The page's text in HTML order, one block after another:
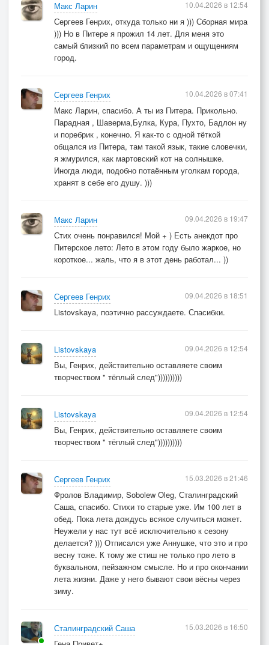
Макс Ларин
Сергеев Генрих, откуда только ни я ))) Сборная мира
))) Но в Питере я прожил 14 лет. Для меня это
самый близкий по всем параметрам и ощущениям
город.
10.04.2026 в 12:54
Сергеев Генрих
Макс Ларин, спасибо. А ты из Питера. Прикольно.
Парадная , Шаверма,Булка, Кура, Пухто, Бадлон ну
и поребрик , конечно. Я как-то с одной тёткой
общался из Питера, там такой язык, такие словечки,
я жмурился, как мартовский кот на солнышке.
Иногда люди, подобно потаённым уголкам города,
хранят в себе его душу. )))
10.04.2026 в 07:41
Макс Ларин
Стих очень понравился! Мой + ) Есть анекдот про
Питерское лето: Лето в этом году было жаркое, но
короткое... жаль, что я в этот день работал... ))
09.04.2026 в 19:47
Сергеев Генрих
Listovskaya, поэтично рассуждаете. Спасибки.
09.04.2026 в 18:51
Listovskaya
Вы, Генрих, действительно оставляете своим
творчеством " тёплый след"))))))))))
09.04.2026 в 12:54
Listovskaya
Вы, Генрих, действительно оставляете своим
творчеством " тёплый след"))))))))))
09.04.2026 в 12:54
Сергеев Генрих
Фролов Владимир, Sobolew Oleg, Сталинградский
Саша, спасибо. Стихи то старые уже. Им 100 лет в
обед. Пока лета дождусь всякое случиться может.
Неужели у нас тут всё исключительно к сезону
делается? ))) Отписался уже Аннушке, что это и про
весну тоже. К тому же стиш не только про лето в
буквальном, пейзажном смысле. Но и про окончании
лета жизни. Даже у него бывают свои вёсны через
зиму.
15.03.2026 в 21:46
Сталинградский Саша
15.03.2026 в 16:50